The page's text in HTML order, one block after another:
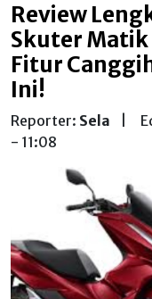
Review
Skuter
Fitur
Ini!
Reporter: Sela
- 11:08